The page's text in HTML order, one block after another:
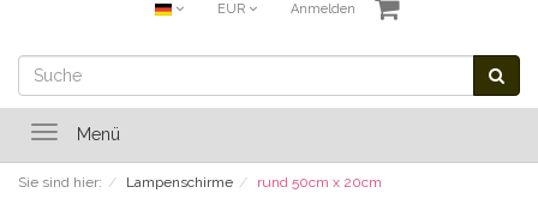
EUR Anmelden
ToggleMenü
Sie sind hier: Lampenschirme rund 50cm x 20cm